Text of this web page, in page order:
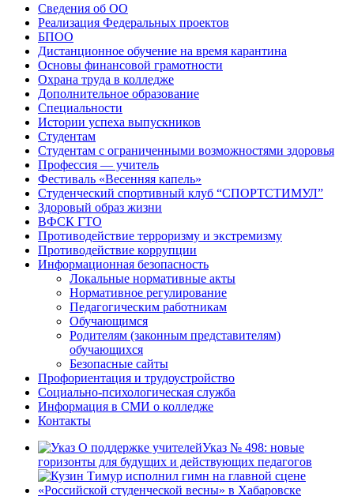
Сведения об ОО
Реализация Федеральных проектов
БПОО
Дистанционное обучение на время карантина
Основы финансовой грамотности
Охрана труда в колледже
Дополнительное образование
Специальности
Истории успеха выпускников
Студентам
Студентам с ограниченными возможностями здоровья
Профессия — учитель
Фестиваль «Весенняя капель»
Студенческий спортивный клуб “СПОРТСТИМУЛ”
Здоровый образ жизни
ВФСК ГТО
Противодействие терроризму и экстремизму
Противодействие коррупции
Информационная безопасность
Локальные нормативные акты
Нормативное регулирование
Педагогическим работникам
Обучающимся
Родителям (законным представителям)
обучающихся
Безопасные сайты
Профориентация и трудоустройство
Социально-психологическая служба
Информация в СМИ о колледже
Контакты
Указ № 498: новые
горизонты для будущих и действующих педагогов